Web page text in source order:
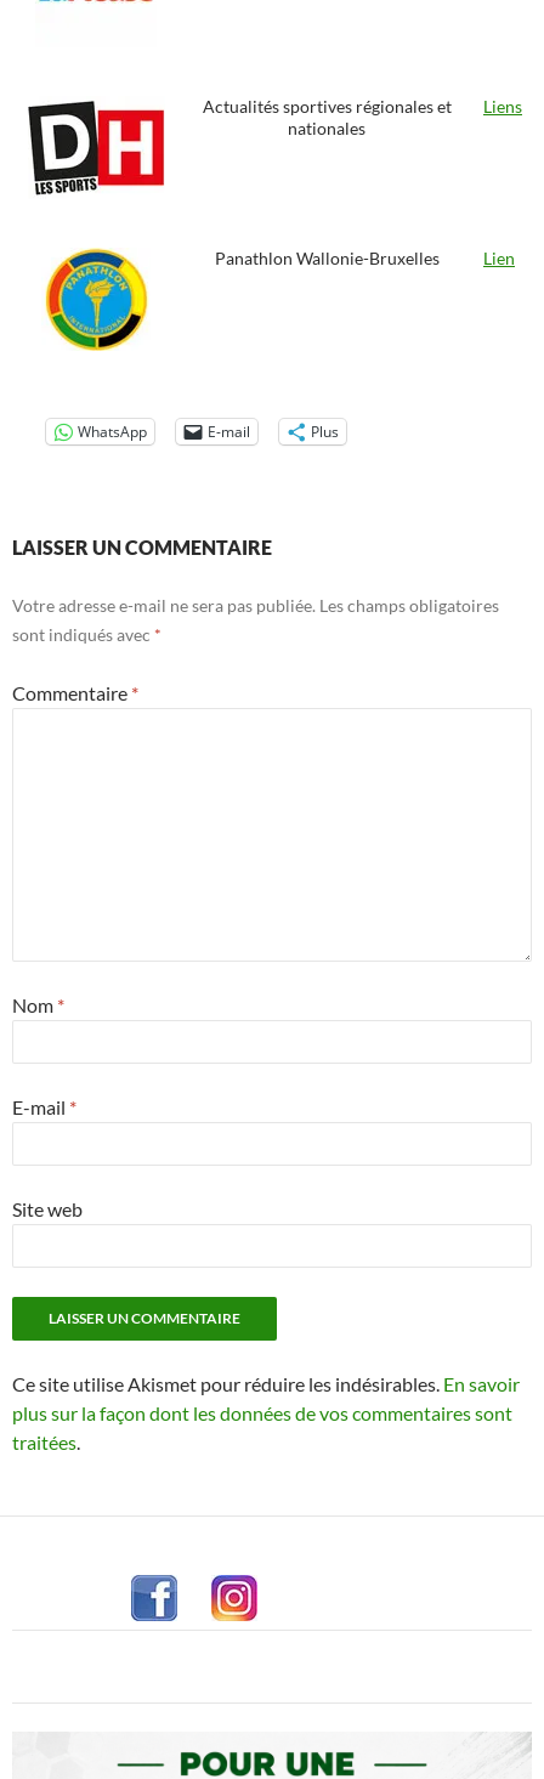
Actualités sportives régionales et
nationales
Liens
Panathlon Wallonie-Bruxelles Lien
WhatsApp E-mail Plus
LAISSER UN COMMENTAIRE
Votre adresse e-mail ne sera pas publiée. Les champs obligatoires
sont indiqués avec *
Commentaire *
Nom *
E-mail *
Site web
Ce site utilise Akismet pour réduire les indésirables. En savoir
plus sur la façon dont les données de vos commentaires sont
traitées.